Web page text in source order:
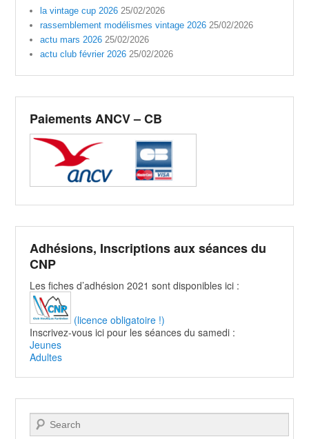
la vintage cup 2026 25/02/2026
rassemblement modélismes vintage 2026 25/02/2026
actu mars 2026 25/02/2026
actu club février 2026 25/02/2026
Paiements ANCV – CB
Adhésions, Inscriptions aux séances du
CNP
Les fiches d’adhésion 2021 sont disponibles ici :
(licence obligatoire !)
Inscrivez-vous ici pour les séances du samedi :
Jeunes
Adultes
Recherche